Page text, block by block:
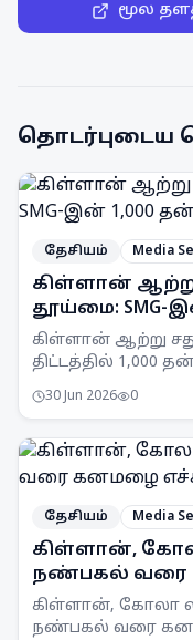
மூல
தொடர்புடைய
தேசியம் Media
கிள்ளான் ஆற்று
தூய்மை: SMG-
இலக்கு
கிள்ளான் ஆற்று
திட்டத்தில் 1,000
வைத்துள்ளது.
30 Jun 2026 0
தேசியம் Media
கிள்ளான்,
நண்பகல் வரை
கிள்ளான், கோலா
நண்பகல் வரை